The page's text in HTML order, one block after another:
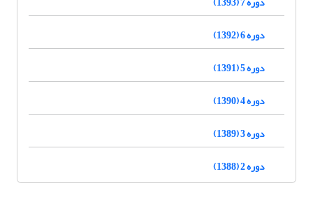
دوره 6 (1392)
دوره 5 (1391)
دوره 4 (1390)
دوره 3 (1389)
دوره 2 (1388)